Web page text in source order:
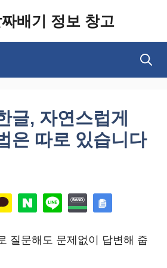
배기 정보 창고
글, 자연스럽게
은 따로 있습니다
질문해도 문제없이 답변해 줍